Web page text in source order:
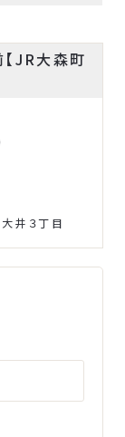
JR大森町
井３丁目